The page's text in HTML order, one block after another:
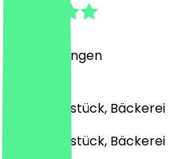
Bewertungen
Café, Frühstück, Bäckerei
Café, Frühstück, Bäckerei